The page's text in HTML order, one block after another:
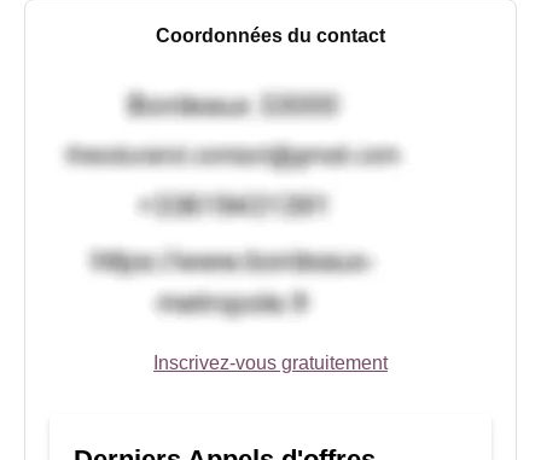
Coordonnées du contact
Inscrivez-vous gratuitement